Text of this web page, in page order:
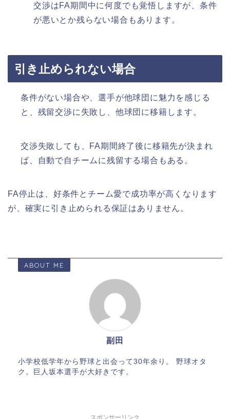
交渉はFA期間中に何度でも覚悟しますが、条件
が悪いとか残らない場合もあります。
引き止められない場合
条件がない場合や、選手が他球団に魅力を感じる
と、残留交渉に失敗し、他球団に移籍します。
交渉失敗しても、FA期間終了後に移籍先が決まれ
ば、自動で自チームに残留する場合もある。
FA停止は、好条件とチーム愛で成功率が高くなります
が、確実に引き止められる保証はありません。
ABOUT ME
副田
小学校低学年から野球と出会って30年余り。 野球オタ
ク。巨人坂本選手が大好きです。
スポンサーリンク